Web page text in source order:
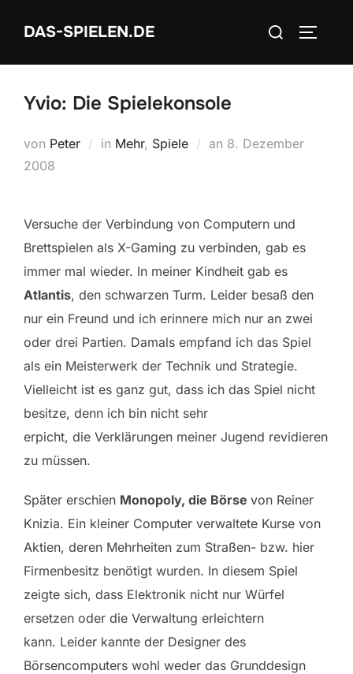
InhaltDAS-SPIELEN.DE
Suchen
Yvio: Die Spielekonsole
von Peter in Mehr, Spiele an Veröffentlicht
8. Dezember
2008
Versuche der Verbindung von Computern und
Brettspielen als X-Gaming zu verbinden, gab es
immer mal wieder. In meiner Kindheit gab es
Atlantis, den schwarzen Turm. Leider besaß den
nur ein Freund und ich erinnere mich nur an zwei
oder drei Partien. Damals empfand ich das Spiel
als ein Meisterwerk der Technik und Strategie.
Vielleicht ist es ganz gut, dass ich das Spiel nicht
besitze, denn ich bin nicht sehr
erpicht, die Verklärungen meiner Jugend revidieren
zu müssen.
Später erschien Monopoly, die Börse von Reiner
Knizia. Ein kleiner Computer verwaltete Kurse von
Aktien, deren Mehrheiten zum Straßen- bzw. hier
Firmenbesitz benötigt wurden. In diesem Spiel
zeigte sich, dass Elektronik nicht nur Würfel
ersetzen oder die Verwaltung erleichtern
kann. Leider kannte der Designer des
Börsencomputers wohl weder das Grunddesign